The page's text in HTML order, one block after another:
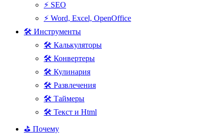
⚡ SEO
⚡ Word, Excel, OpenOffice
🛠 Инструменты
🛠 Калькуляторы
🛠 Конвертеры
🛠 Кулинария
🛠 Развлечения
🛠 Таймеры
🛠 Текст и Html
⛳ Почему